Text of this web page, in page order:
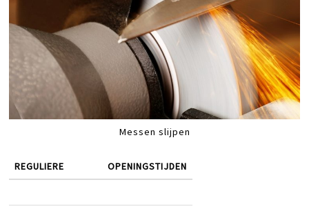
Messen slijpen
REGULIERE OPENINGSTIJDEN